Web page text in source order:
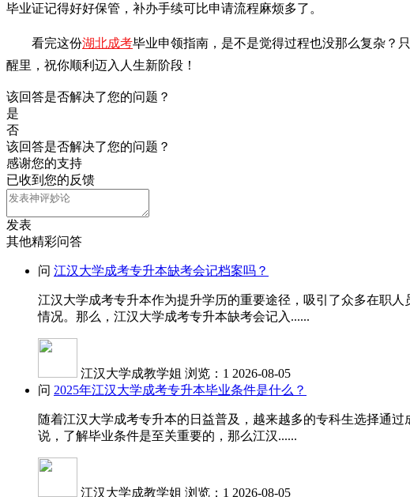
毕业证记得好好保管，补办手续可比申请流程麻烦多了。
看完这份湖北成考毕业申领指南，是不是觉得过程也没那么复杂？
醒里，祝你顺利迈入人生新阶段！
该回答是否解决了您的问题？
是
否
该回答是否解决了您的问题？
感谢您的支持
已收到您的反馈
发表
其他精彩问答
问 江汉大学成考专升本缺考会记档案吗？
江汉大学成考专升本作为提升学历的重要途径，吸引了众多在职
情况。那么，江汉大学成考专升本缺考会记入......
江汉大学成教学姐 浏览：1 2026-08-05
问 2025年江汉大学成考专升本毕业条件是什么？
随着江汉大学成考专升本的日益普及，越来越多的专科生选择通
说，了解毕业条件是至关重要的，那么江汉......
江汉大学成教学姐 浏览：1 2026-08-05